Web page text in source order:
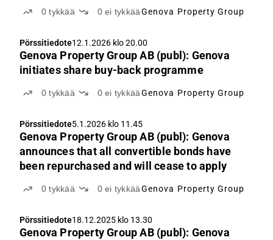
0tykkää 0ei tykkääGenova Property Group
Pörssitiedote12.1.2026 klo 20.00
Genova Property Group AB (publ): Genova
initiates share buy-back programme
0tykkää 0ei tykkääGenova Property Group
Pörssitiedote5.1.2026 klo 11.45
Genova Property Group AB (publ): Genova
announces that all convertible bonds have
been repurchased and will cease to apply
0tykkää 0ei tykkääGenova Property Group
Pörssitiedote18.12.2025 klo 13.30
Genova Property Group AB (publ): Genova